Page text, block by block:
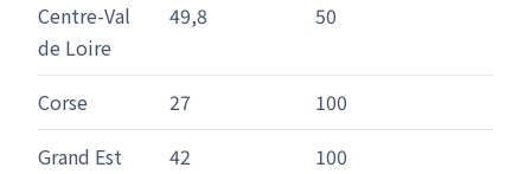
Centre-Val
de Loire
49,8 50
Corse 27
100
Grand Est
42
100